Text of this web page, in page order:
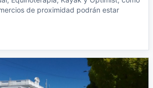
de proximidad podrán estar